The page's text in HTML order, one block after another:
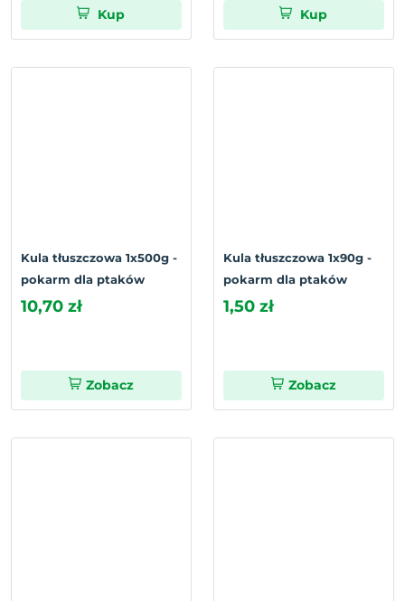
Kup Kup
Kula tłuszczowa 1x500g -
pokarm dla ptaków
10,70 zł
Zobacz
Kula tłuszczowa 1x90g -
pokarm dla ptaków
1,50 zł
Zobacz